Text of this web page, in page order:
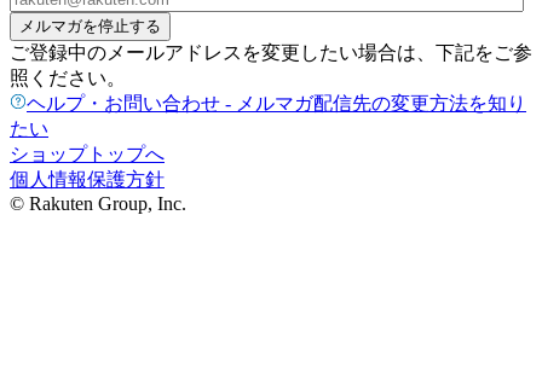
メルマガを停止する
ご登録中のメールアドレスを変更したい場合は、下記をご参
照ください。
ヘルプ・お問い合わせ - メルマガ配信先の変更方法を知り
たい
ショップトップへ
個人情報保護方針
© Rakuten Group, Inc.